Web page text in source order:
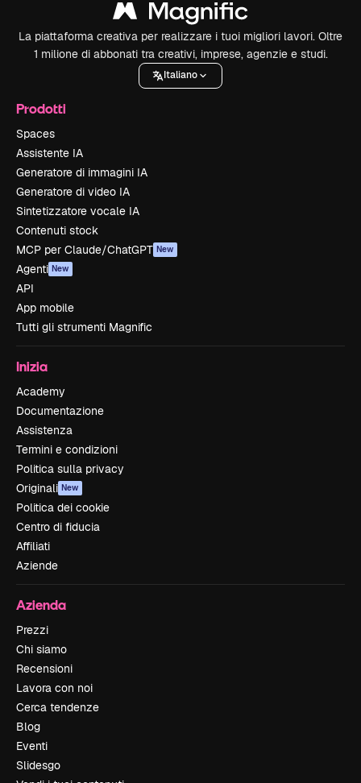
La piattaforma creativa per realizzare i tuoi migliori lavori. Oltre
1 milione di abbonati tra creativi, imprese, agenzie e studi.
Italiano
Prodotti
Spaces
Assistente IA
Generatore di immagini IA
Generatore di video IA
Sintetizzatore vocale IA
Contenuti stock
MCP per Claude/ChatGPT New
Agenti New
API
App mobile
Tutti gli strumenti Magnific
Inizia
Academy
Documentazione
Assistenza
Termini e condizioni
Politica sulla privacy
Originali New
Politica dei cookie
Centro di fiducia
Affiliati
Aziende
Azienda
Prezzi
Chi siamo
Recensioni
Lavora con noi
Cerca tendenze
Blog
Eventi
Slidesgo